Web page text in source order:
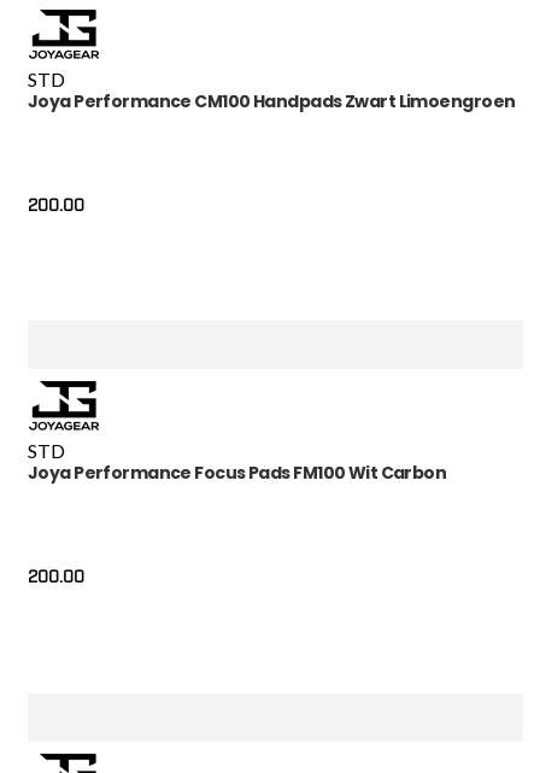
STD
Joya Performance CM100 Handpads Zwart Limoengroen
200.00
STD
Joya Performance Focus Pads FM100 Wit Carbon
200.00